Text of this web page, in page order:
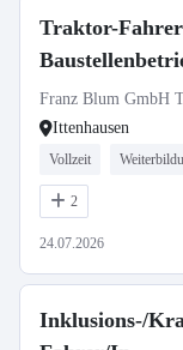
Traktor-
Franz Blum GmbH
Ittenhausen
Vollzeit
2
24.07.2026
Inklusions-/